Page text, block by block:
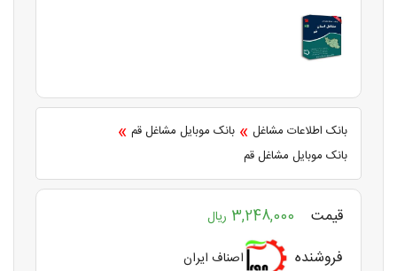
بانک اطلاعات مشاغل » بانک موبایل مشاغل قم »
بانک موبایل مشاغل قم
قیمت 3,248,000 ریال
فروشنده اصناف ایران